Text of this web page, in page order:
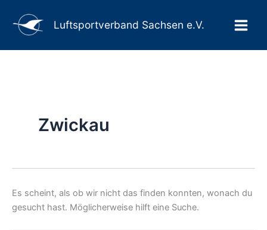
Inhalt
springen
Luftsportverband Sachsen e.V.
Zwickau
Es scheint, als ob wir nicht das finden konnten, wonach du
gesucht hast. Möglicherweise hilft eine Suche.
nach: